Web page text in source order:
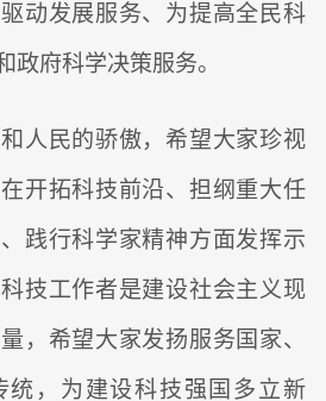
动发展服务、为提高全民科
政府科学决策服务。
民的骄傲，希望大家珍视
开拓科技前沿、担纲重大任
践行科学家精神方面发挥示
技工作者是建设社会主义现
，希望大家发扬服务国家、
统，为建设科技强国多立新